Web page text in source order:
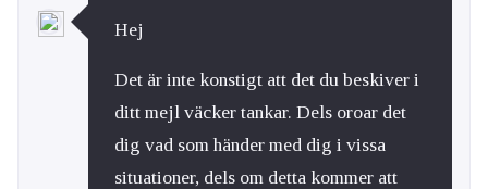
Hej
Det är inte konstigt att det du beskiver i
ditt mejl väcker tankar. Dels oroar det
dig vad som händer med dig i vissa
situationer, dels om detta kommer att